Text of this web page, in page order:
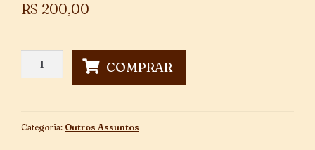
R$ 200,00
Comemorativa
Mackenzie
COMPRAR
Categoria: Outros Assuntos